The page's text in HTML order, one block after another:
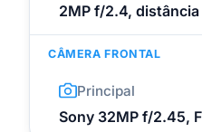
2MP f/2.4,
CÂMERA FRONTAL
Principal
Sony 32MP f/2.45,